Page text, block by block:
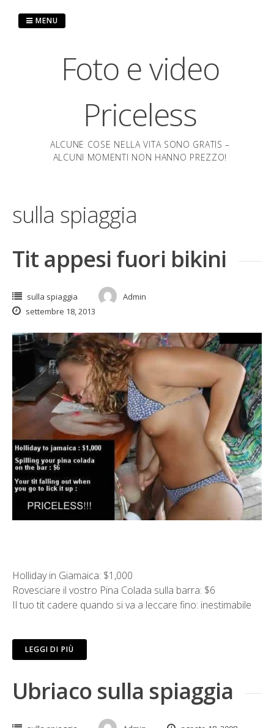
Foto e video
Priceless
ALCUNE COSE NELLA VITA SONO GRATIS –
ALCUNI MOMENTI NON HANNO PREZZO!
MENU
sulla spiaggia
Tit appesi fuori bikini
sulla spiaggia
Admin
settembre 18, 2013
Holliday in Giamaica: $1,000
Rovesciare il vostro Pina Colada sulla barra: $6
Il tuo tit cadere quando si va a leccare fino: inestimabile
LEGGI DI PIÙ
Ubriaco sulla spiaggia